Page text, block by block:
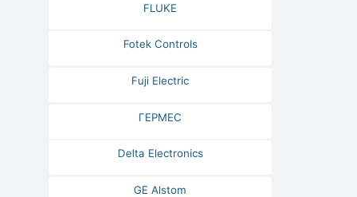
FLUKE
Fotek Controls
Fuji Electric
ГЕРМЕС
Delta Electronics
GE Alstom